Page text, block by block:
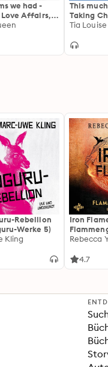
we had -
Affairs,
This
Taking
Tia Louise
Rebellion
Werke 5)
Kling
Iron
Rebecca
4.7